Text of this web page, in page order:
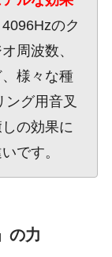
のク
周波数、
様々な種
ング用音叉
の効果に
です。
の力